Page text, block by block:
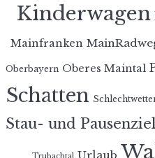
Kinderwagen
Mainfranken
Oberbayern Oberes Maintal
Schatten
Stau- und Pausenziel
Trubachtal Urlaub